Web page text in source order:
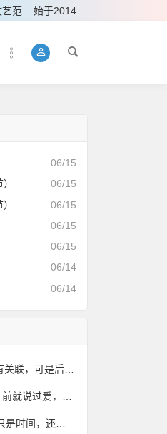
艺范 始于2014
06/15
06/15
06/15
06/15
06/15
06/14
06/14
地球是个圆，为何兜兜转转却走不到原点
。茕茕孑立，且看我对酒当歌，与影对酌。
，还有曾经的我